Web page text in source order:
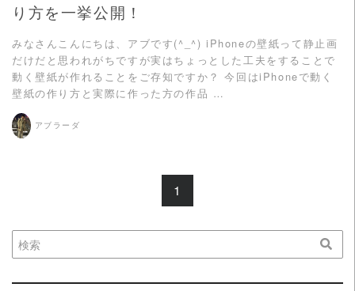
り方を一挙公開！
みなさんこんにちは、アブです(^_^) iPhoneの壁紙って静止画
だけだと思われがちですが実はちょっとした工夫をすることで
動く壁紙が作れることをご存知ですか？ 今回はiPhoneで動く
壁紙の作り方と実際に作った方の作品 …
アブラーダ
1